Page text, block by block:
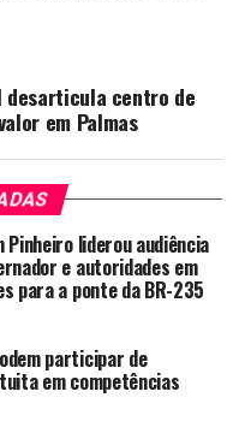
desarticula centro de
em Palmas
Pinheiro liderou audiência
e autoridades em
para a ponte da BR-235
participar de
em competências